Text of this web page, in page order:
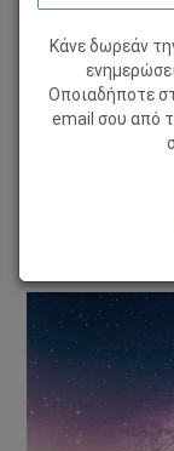
ΤΑ ΝΈΑ ΜΑΣ
13
Κάνε δωρεάν
Οποιαδήποτε
email σου από